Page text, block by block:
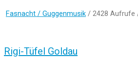
Fasnacht / Guggenmusik / 2428 Aufrufe
Rigi-Tüfel Goldau